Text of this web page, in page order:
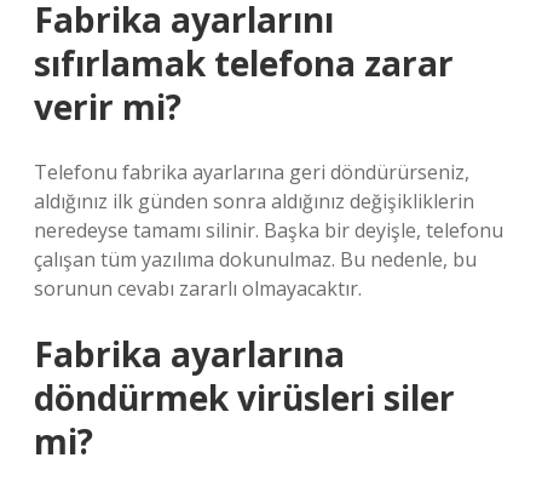
Fabrika ayarlarını
sıfırlamak telefona zarar
verir mi?
Telefonu fabrika ayarlarına geri döndürürseniz,
aldığınız ilk günden sonra aldığınız değişikliklerin
neredeyse tamamı silinir. Başka bir deyişle, telefonu
çalışan tüm yazılıma dokunulmaz. Bu nedenle, bu
sorunun cevabı zararlı olmayacaktır.
Fabrika ayarlarına
döndürmek virüsleri siler
mi?